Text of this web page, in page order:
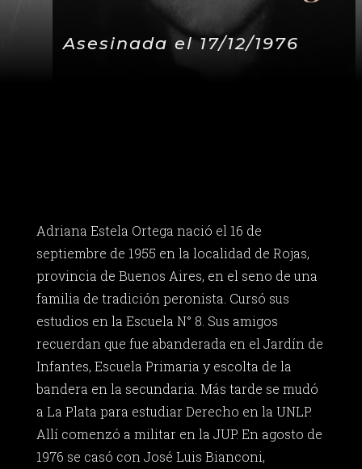
Asesinada el 17/12/1976
Adriana Estela Ortega nació el 16 de
septiembre de 1955 en la localidad de Rojas,
provincia de Buenos Aires, en el seno de una
familia de tradición peronista. Cursó sus
estudios en la Escuela N° 8. Sus amigos
recuerdan que fue abanderada en el Jardín de
Infantes, Escuela Primaria y escolta de la
bandera en la secundaria. Más tarde se mudó
a La Plata para estudiar Derecho en la UNLP.
Allí comenzó a militar en la JUP. En agosto de
1976 se casó con José Luis Bianconi,